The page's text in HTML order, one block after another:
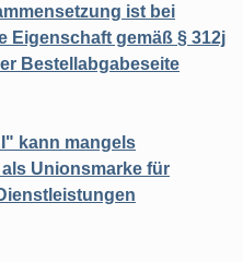
ist bei
Eigenschaft gemäß § 312j
Bestellabgabeseite
kann mangels
Unionsmarke für